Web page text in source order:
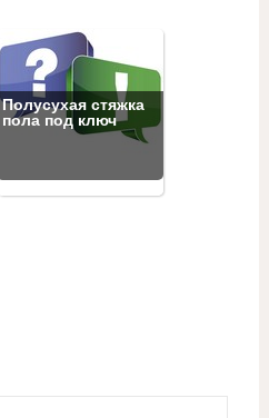
Полусухая стяжка
пола под ключ